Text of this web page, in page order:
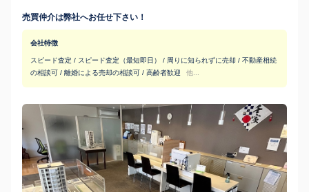
売買仲介は弊社へお任せ下さい！
会社特徴
スピード査定 / スピード査定（最短即日） / 周りに知られずに売却 / 不動産相続
の相談可 / 離婚による売却の相談可 / 高齢者歓迎
他...